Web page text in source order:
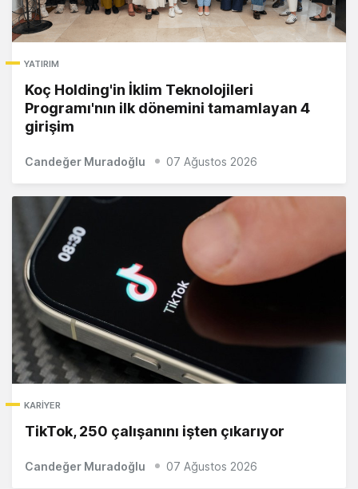
YATIRIM
Koç Holding'in İklim Teknolojileri
Programı'nın ilk dönemini tamamlayan 4
girişim
Candeğer Muradoğlu 07 Ağustos 2026
KARIYER
TikTok, 250 çalışanını işten çıkarıyor
Candeğer Muradoğlu 07 Ağustos 2026